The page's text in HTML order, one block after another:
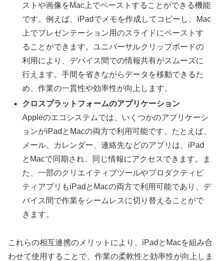
ストや画像をMac上でペーストすることができる機能
です。例えば、iPadでメモを作成してコピーし、Mac
上でプレゼンテーション用のスライドにペーストす
ることができます。ユニバーサルクリップボードの
利用により、デバイス間での情報共有がスムーズに
行えます。手間を省きながらデータを移動できるた
め、作業の一貫性や効率性が向上します。
クロスプラットフォームのアプリケーション
Appleのエコシステムでは、いくつかのアプリケーシ
ョンがiPadとMacの両方で利用可能です。たとえば、
メール、カレンダー、連絡先などのアプリは、iPad
とMacで同期され、同じ情報にアクセスできます。ま
た、一部のクリエイティブツールやプロダクティビ
ティアプリもiPadとMacの両方で利用可能であり、デ
バイス間で作業をシームレスに切り替えることがで
きます。
これらの相互連携のメリットにより、iPadとMacを組み合
わせて使用することで、作業の柔軟性と効率性が向上しま